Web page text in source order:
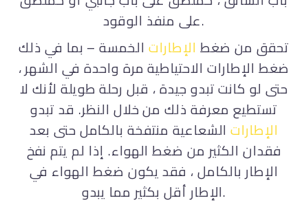
على منفذ الوقود.
تحقق من ضغطالإطاراتالخمسة – بما في ذلك
ضغط الإطارات الاحتياطية مرة واحدة في الشهر ،
حتى لو كانت تبدو جيدة ، قبل رحلة طويلة لأنك لا
تستطيع معرفة ذلك من خلال النظر. قد تبدو
الإطاراتالشعاعية منتفخة بالكامل حتى بعد
فقدان الكثير من ضغط الهواء. إذا لم يتم نفخ
الإطار بالكامل ، فقد يكون ضغط الهواء في
الإطار أقل بكثير مما يبدو.